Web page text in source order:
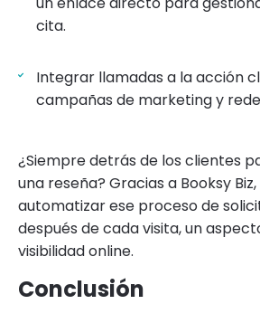
cita.
Integrar llamadas a la acción
campañas de marketing y
¿Siempre detrás de los clientes
una reseña? Gracias a Booksy
automatizar ese proceso de
después de cada visita, un
visibilidad online.
Conclusión